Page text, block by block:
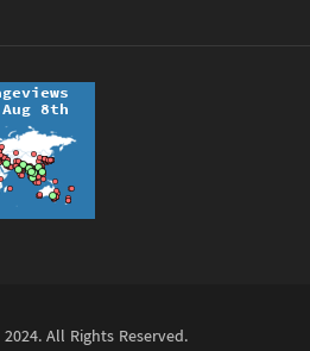
2024. All Rights Reserved.